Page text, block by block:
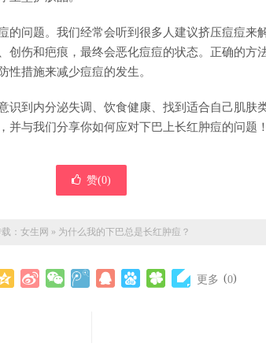
的问题。我们经常会听到很多人建议挤压痘痘来
创伤和疤痕，最终会恶化痘痘的状态。正确的方
性措施来减少痘痘的发生。
识到内分泌失调、饮食健康、找到适合自己肌肤
并与我们分享你如何应对下巴上长红肿痘的问题！
赞(0)
： 女生网 » 为什么我的下巴总是长红肿痘？
更多 (0)